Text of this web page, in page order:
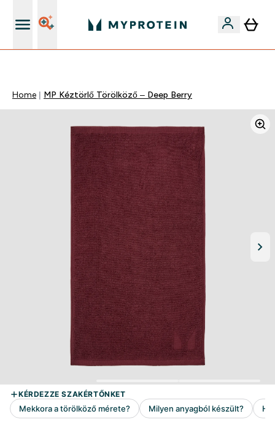
Home MP Kéztörlő Törölköző – Deep Berry